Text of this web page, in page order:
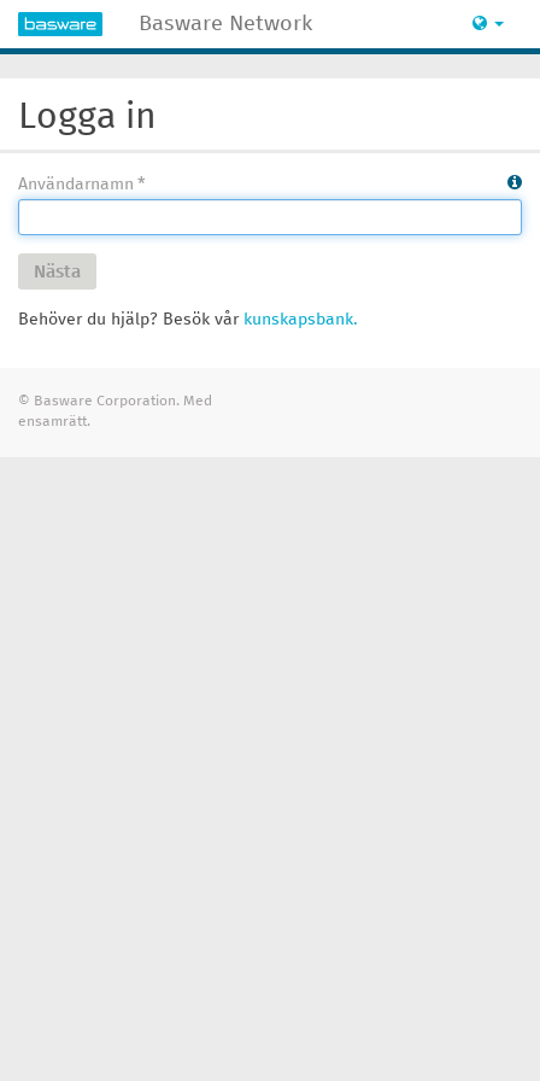
Basware Network
Logga in
Användarnamn
Nästa
Behöver du hjälp? Besök vår kunskapsbank.
© Basware Corporation. Med
ensamrätt.